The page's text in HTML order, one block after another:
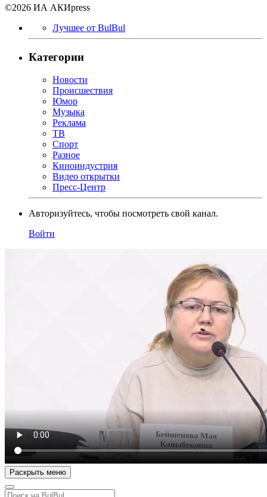
©2026 ИА АКИpress
Лучшее от BulBul
Категории
Новости
Происшествия
Юмор
Музыка
Реклама
ТВ
Спорт
Разное
Киноиндустрия
Видео открытки
Пресс-Центр
Авторизуйтесь, чтобы посмотреть свой канал.
Войти
Раскрыть меню